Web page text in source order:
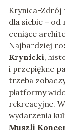
Krynica-Zdrój
dla siebie – od
ceniące
Najbardziej
Krynicki,
i przepiękne
trzeba
platformy
rekreacyjne.
wydarzenia
Muszli